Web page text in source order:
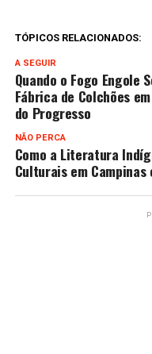
TÓPICOS RELACIONADOS:
A SEGUIR
Quando o Fogo Engole
Fábrica de Colchões
do Progresso
NÃO PERCA
Como a Literatura
Culturais em